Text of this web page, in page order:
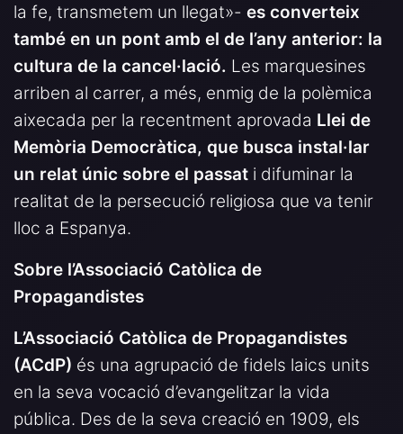
la fe, transmetem un llegat»- es converteix
també en un pont amb el de l’any anterior: la
cultura de la cancel·lació. Les marquesines
arriben al carrer, a més, enmig de la polèmica
aixecada per la recentment aprovada Llei de
Memòria Democràtica, que busca instal·lar
un relat únic sobre el passat i difuminar la
realitat de la persecució religiosa que va tenir
lloc a Espanya.
Sobre l’Associació Catòlica de
Propagandistes
L’Associació Catòlica de Propagandistes
(ACdP) és una agrupació de fidels laics units
en la seva vocació d’evangelitzar la vida
pública. Des de la seva creació en 1909, els